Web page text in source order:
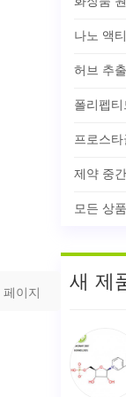
나노 액
허브 추
폴리펩
프로스
제약 중
모든 상품
새 제
페이지